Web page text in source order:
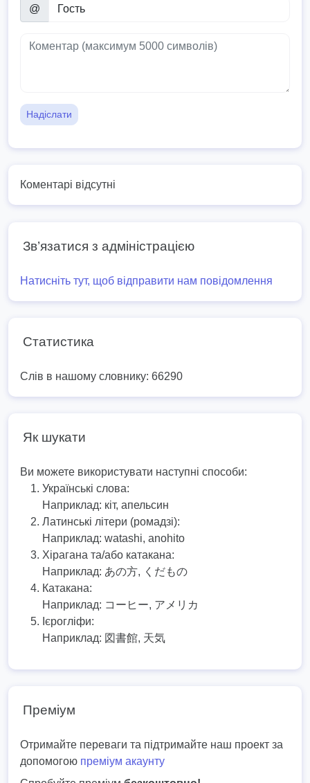
@
Надіслати
Коментарі відсутні
Зв’язатися з адміністрацією
Натисніть тут, щоб відправити нам повідомлення
Статистика
Слів в нашому словнику: 66290
Як шукати
Ви можете використувати наступні способи:
Українські слова:
Наприклад: кіт, апельсин
Латинські літери (ромадзі):
Наприклад: watashi, anohito
Хірагана та/або катакана:
Наприклад: あの方, くだもの
Катакана:
Наприклад: コーヒー, アメリカ
Ієрогліфи:
Наприклад: 図書館, 天気
Преміум
Отримайте переваги та підтримайте наш проект за
допомогою преміум акаунту